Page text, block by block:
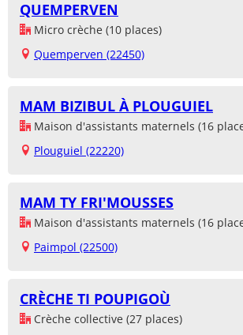
QUEMPERVEN
Micro crèche (10 places)
Quemperven (22450)
MAM BIZIBUL À PLOUGUIEL
Maison d'assistants maternels (16
Plouguiel (22220)
MAM TY FRI'MOUSSES
Maison d'assistants maternels (16
Paimpol (22500)
CRÈCHE TI POUPIGOÙ
Crèche collective (27 places)